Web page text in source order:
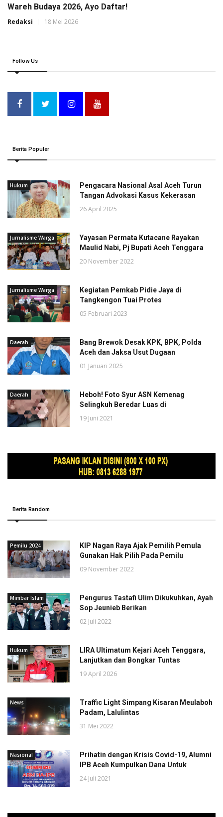
Wareh Budaya 2026, Ayo Daftar!
Redaksi 18 Mei 2026
Follow Us
Berita Populer
Hukum
Pengacara Nasional Asal Aceh Turun
Tangan Advokasi Kasus Kekerasan
26 April 2025
Jurnalisme Warga
Yayasan Permata Kutacane Rayakan
Maulid Nabi, Pj Bupati Aceh Tenggara
20 November 2022
Jurnalisme Warga
Kegiatan Pemkab Pidie Jaya di
Tangkengon Tuai Protes
05 Februari 2023
Daerah
Bang Brewok Desak KPK, BPK, Polda
Aceh dan Jaksa Usut Dugaan
01 Januari 2025
Daerah
Heboh! Foto Syur ASN Kemenag
Selingkuh Beredar Luas di
19 Juni 2021
Berita Random
Pemilu 2024
KIP Nagan Raya Ajak Pemilih Pemula
Gunakan Hak Pilih Pada Pemilu
09 November 2022
Mimbar Islam
Pengurus Tastafi Ulim Dikukuhkan, Ayah
Sop Jeunieb Berikan
02 Juli 2022
Hukum
LIRA Ultimatum Kejari Aceh Tenggara,
Lanjutkan dan Bongkar Tuntas
19 April 2026
News
Traffic Light Simpang Kisaran Meulaboh
Padam, Lalulintas
31 Mei 2022
Nasional
Prihatin dengan Krisis Covid-19, Alumni
IPB Aceh Kumpulkan Dana Untuk
24 Juli 2021